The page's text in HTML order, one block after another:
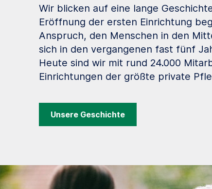
Wir blicken auf eine lange
Eröffnung der ersten Einrichtung
Anspruch, den Menschen in den
sich in den vergangenen fast fünf
Heute sind wir mit rund 24.000
Einrichtungen der größte private
Unsere Geschichte